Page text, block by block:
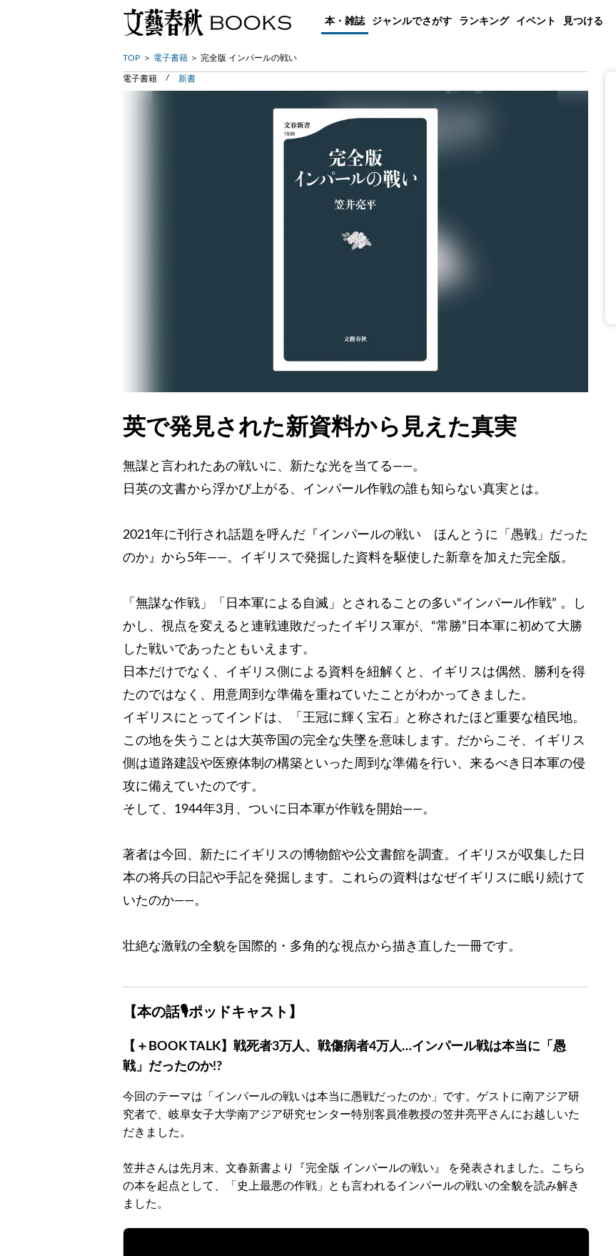
本・雑誌 ジャンルでさがす ランキング イベント 見つける
TOP 電子書籍 完全版 インパールの戦い
電子書籍 新書
英で発見された新資料から見えた真実
無謀と言われたあの戦いに、新たな光を当てる――。
日英の文書から浮かび上がる、インパール作戦の誰も知らない真実とは。
2021年に刊行され話題を呼んだ『インパールの戦い ほんとうに「愚戦」だった
のか』から5年――。イギリスで発掘した資料を駆使した新章を加えた完全版。
「無謀な作戦」「日本軍による自滅」とされることの多い“インパール作戦” 。し
かし、視点を変えると連戦連敗だったイギリス軍が、“常勝”日本軍に初めて大勝
した戦いであったともいえます。
日本だけでなく、イギリス側による資料を紐解くと、イギリスは偶然、勝利を得
たのではなく、用意周到な準備を重ねていたことがわかってきました。
イギリスにとってインドは、「王冠に輝く宝石」と称されたほど重要な植民地。
この地を失うことは大英帝国の完全な失墜を意味します。だからこそ、イギリス
側は道路建設や医療体制の構築といった周到な準備を行い、来るべき日本軍の侵
攻に備えていたのです。
そして、1944年3月、ついに日本軍が作戦を開始――。
著者は今回、新たにイギリスの博物館や公文書館を調査。イギリスが収集した日
本の将兵の日記や手記を発掘します。これらの資料はなぜイギリスに眠り続けて
いたのか――。
壮絶な激戦の全貌を国際的・多角的な視点から描き直した一冊です。
【本の話🎙ポッドキャスト】
【＋BOOK TALK】戦死者3万人、戦傷病者4万人…インパール戦は本当に「愚
戦」だったのか!?
今回のテーマは「インパールの戦いは本当に愚戦だったのか」です。ゲストに南アジア研
究者で、岐阜女子大学南アジア研究センター特別客員准教授の笠井亮平さんにお越しいた
だきました。
笠井さんは先月末、文春新書より『完全版 インパールの戦い』 を発表されました。こちら
の本を起点として、「史上最悪の作戦」とも言われるインパールの戦いの全貌を読み解き
ました。